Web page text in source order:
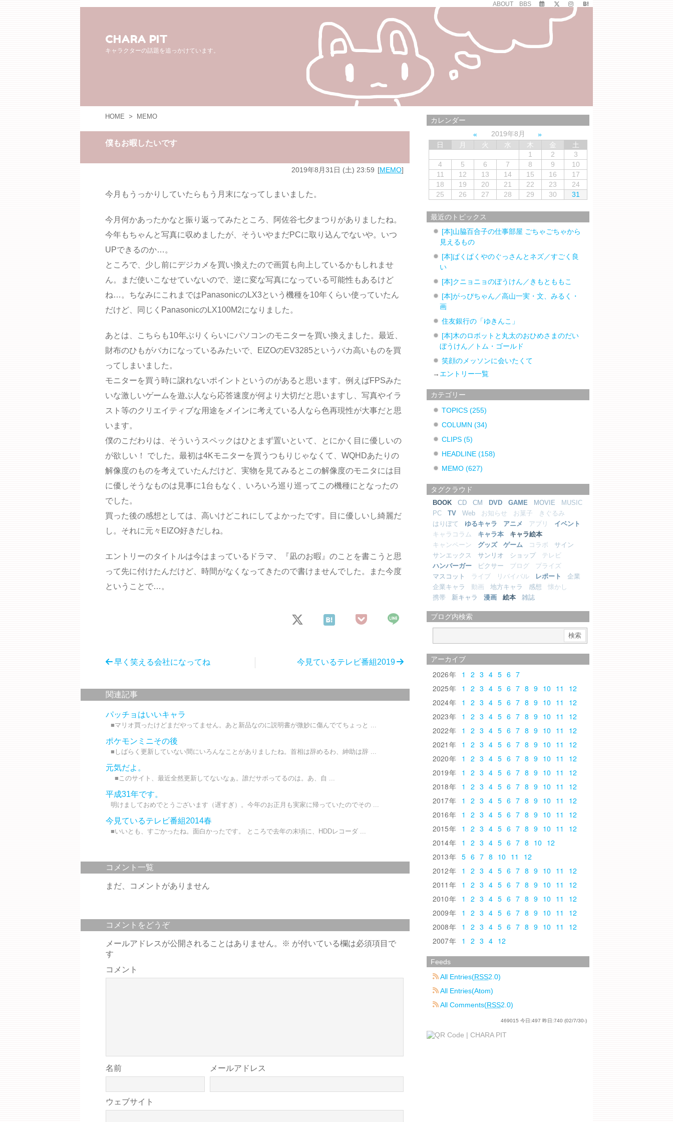
ABOUT BBS
CHARA PIT
キャラクターの話題を追っかけています。
HOME > MEMO
僕もお暇したいです
2019年8月31日 (土) 23:59 MEMO
今月もうっかりしていたらもう月末になってしまいました。
今月何かあったかなと振り返ってみたところ、阿佐谷七夕まつりがありましたね。
今年もちゃんと写真に収めましたが、そういやまだPCに取り込んでないや。いつ
UPできるのか…。
ところで、少し前にデジカメを買い換えたので画質も向上しているかもしれませ
ん。まだ使いこなせていないので、逆に変な写真になっている可能性もあるけど
ね…。ちなみにこれまではPanasonicのLX3という機種を10年くらい使っていたん
だけど、同じくPanasonicのLX100M2になりました。
あとは、こちらも10年ぶりくらいにパソコンのモニターを買い換えました。最近、
財布のひもがバカになっているみたいで、EIZOのEV3285というバカ高いものを買
ってしまいました。
モニターを買う時に譲れないポイントというのがあると思います。例えばFPSみた
いな激しいゲームを遊ぶ人なら応答速度が何より大切だと思いますし、写真やイラ
スト等のクリエイティブな用途をメインに考えている人なら色再現性が大事だと思
います。
僕のこだわりは、そういうスペックはひとまず置いといて、とにかく目に優しいの
が欲しい！ でした。最初は4Kモニターを買うつもりじゃなくて、WQHDあたりの
解像度のものを考えていたんだけど、実物を見てみるとこの解像度のモニタには目
に優しそうなものは見事に1台もなく、いろいろ巡り巡ってこの機種にとなったの
でした。
買った後の感想としては、高いけどこれにしてよかったです。目に優しいし綺麗だ
し。それに元々EIZO好きだしね。
エントリーのタイトルは今はまっているドラマ、『凪のお暇』のことを書こうと思
って先に付けたんだけど、時間がなくなってきたので書けませんでした。また今度
ということで…。
今見ているテレビ番組2019
早く笑える会社になってね
関連記事
パッチョはいいキャラ
■マリオ買ったけどまだやってません。あと新品なのに説明書が微妙に傷んでてちょっと ...
ポケモンミニその後
■しばらく更新していない間にいろんなことがありましたね。首相は辞めるわ、紳助は辞 ...
元気だよ。
■このサイト、最近全然更新してないなぁ。誰だサボってるのは。あ、自 ...
平成31年です。
明けましておめでとうございます（遅すぎ）。今年のお正月も実家に帰っていたのでその ...
今見ているテレビ番組2014春
■いいとも、すごかったね。面白かったです。 ところで去年の末頃に、HDDレコーダ ...
コメント一覧
まだ、コメントがありません
コメントをどうぞ
メールアドレスが公開されることはありません。 ※ が付いている欄は必須項目で
す
コメント
名前 メールアドレス
ウェブサイト
カレンダー
2019年8月
日
月 火 水 木 金
土
1
2
3
4
5 6 7 8 9
10
11
12 13 14 15 16
17
18
19 20 21 22 23
24
25
26 27 28 29 30 31
最近のトピックス
[本]山脇百合子の仕事部屋 ごちゃごちゃから
見えるもの
[本]ぱくぱくやのぐっさんとネズ／すごく良
い
[本]クニョニョのぼうけん／きもとももこ
[本]がっぴちゃん／高山一実・文、みるく・
画
住友銀行の「ゆきんこ」
[本]木のロボットと丸太のおひめさまのだい
ぼうけん／トム・ゴールド
笑顔のメッソンに会いたくて
→ エントリー一覧
カテゴリー
TOPICS(255)
COLUMN(34)
CLIPS(5)
HEADLINE(158)
MEMO(627)
タグクラウド
BOOK CD CM DVD GAME MOVIE
MUSIC
PC
TV Web お知らせ お菓子
きぐるみ
はりぼて
ゆるキャラ アニメ アプリ
イベント
キャラコラム
キャラ本
キャラ絵本
キャンペーン
グッズ ゲーム コラボ
サイン
サンエックス
サンリオ ショップ
テレビ
ハンバーガー
ピクサー ブログ
プライズ
マスコット
ライブ リバイバル レポート
企業
企業キャラ
動画 地方キャラ 感想
懐かし
携帯
新キャラ 漫画 絵本 雑誌
ブログ内検索
アーカイブ
2026 1 2 3 4 5 6 7
2025
1 2 3 4 5 6 7 8 9 10 11
12
2024
1 2 3 4 5 6 7 8 9 10 11
12
2023
1 2 3 4 5 6 7 8 9 10 11
12
2022
1 2 3 4 5 6 7 8 9 10 11
12
2021
1 2 3 4 5 6 7 8 9 10 11
12
2020
1 2 3 4 5 6 7 8 9 10 11
12
2019
1 2 3 4 5 6 7 8 9 10 11
12
2018
1 2 3 4 5 6 7 8 9 10 11
12
2017
1 2 3 4 5 6 7 8 9 10 11
12
2016
1 2 3 4 5 6 7 8 9 10 11
12
2015
1 2 3 4 5 6 7 8 9 10 11
12
2014
1 2 3 4 5 6 7 8 10 12
2013
5 6 7 8 10 11
12
2012
1 2 3 4 5 6 7 8 9 10 11
12
2011
1 2 3 4 5 6 7 8 9 10 11
12
2010
1 2 3 4 5 6 7 8 9 10 11
12
2009
1 2 3 4 5 6 7 8 9 10 11
12
2008
1 2 3 4 5 6 7 8 9 10 11
12
2007
1 2 3 4 12
Feeds
All Entries(RSS2.0)
All Entries(Atom)
All Comments(RSS2.0)
469015 今日:497 昨日:740 (02/7/30-)